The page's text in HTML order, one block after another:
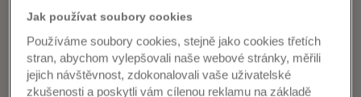
Jak používat soubory cookies
Používáme soubory cookies, stejně jako cookies třetích
stran, abychom vylepšovali naše webové stránky, měřili
jejich návštěvnost, zdokonalovali vaše uživatelské
zkušenosti a poskytli vám cílenou reklamu na základě